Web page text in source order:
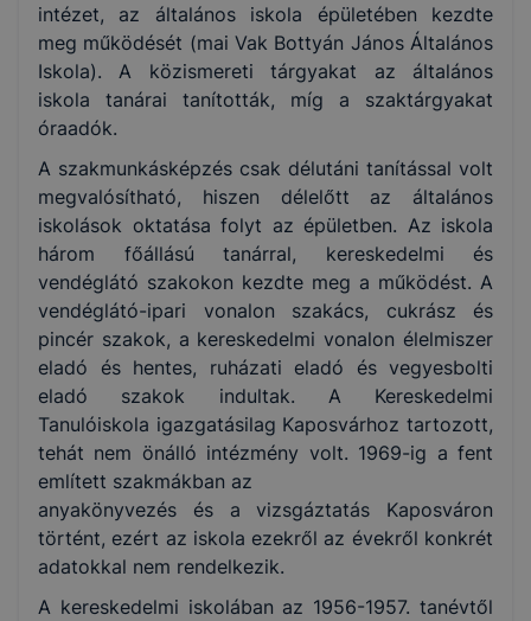
intézet, az általános iskola épületében kezdte
meg működését (mai Vak Bottyán János Általános
Iskola). A közismereti tárgyakat az általános
iskola tanárai tanították, míg a szaktárgyakat
óraadók.
A szakmunkásképzés csak délutáni tanítással volt
megvalósítható, hiszen délelőtt az általános
iskolások oktatása folyt az épületben. Az iskola
három főállású tanárral, kereskedelmi és
vendéglátó szakokon kezdte meg a működést. A
vendéglátó-ipari vonalon szakács, cukrász és
pincér szakok, a kereskedelmi vonalon élelmiszer
eladó és hentes, ruházati eladó és vegyesbolti
eladó szakok indultak. A Kereskedelmi
Tanulóiskola igazgatásilag Kaposvárhoz tartozott,
tehát nem önálló intézmény volt. 1969-ig a fent
említett szakmákban az
anyakönyvezés és a vizsgáztatás Kaposváron
történt, ezért az iskola ezekről az évekről konkrét
adatokkal nem rendelkezik.
A kereskedelmi iskolában az 1956-1957. tanévtől